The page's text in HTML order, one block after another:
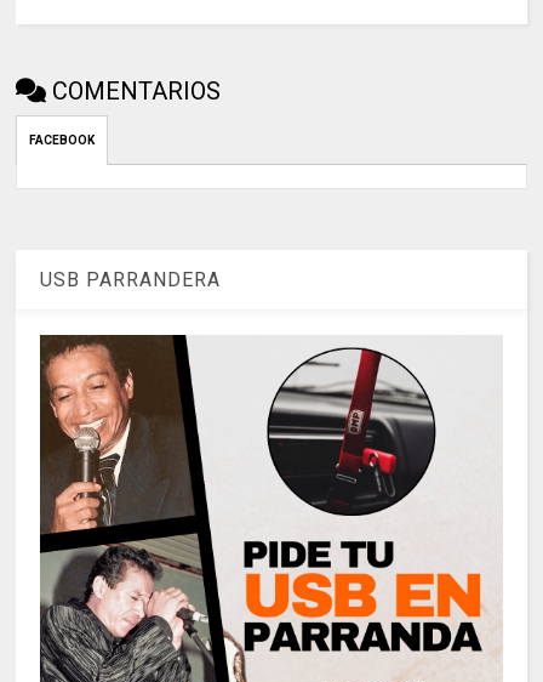
COMENTARIOS
FACEBOOK
USB PARRANDERA